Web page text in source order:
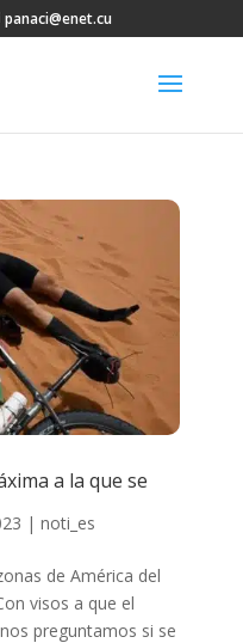
panaci@enet.cu
a la que se
| noti_es
de América del
visos a que el
preguntamos si se